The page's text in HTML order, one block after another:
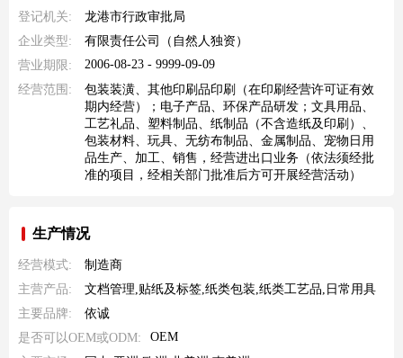
登记机关:
龙港市行政审批局
企业类型:
有限责任公司（自然人独资）
营业期限:
2006-08-23 - 9999-09-09
经营范围:
包装装潢、其他印刷品印刷（在印刷经营许可证有效
期内经营）；电子产品、环保产品研发；文具用品、
工艺礼品、塑料制品、纸制品（不含造纸及印刷）、
包装材料、玩具、无纺布制品、金属制品、宠物日用
品生产、加工、销售，经营进出口业务（依法须经批
准的项目，经相关部门批准后方可开展经营活动）
生产情况
经营模式:
制造商
主营产品:
文档管理,贴纸及标签,纸类包装,纸类工艺品,日常用具
主要品牌:
依诚
是否可以OEM或ODM:
OEM